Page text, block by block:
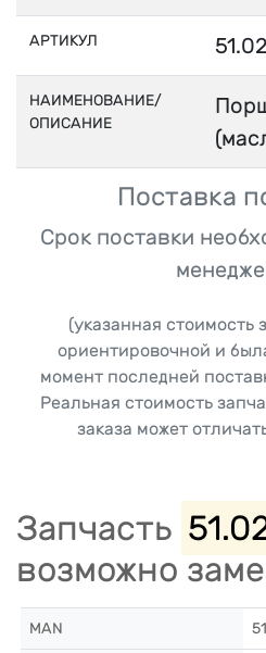
АРТИКУЛ
НАИМЕНОВАНИЕ/
ОПИСАНИЕ
Поставка
Срок поставки
(указанная стоимость
ориентировочной и
момент последней
Реальная стоимость
заказа может
Запчасть
возможно
MAN